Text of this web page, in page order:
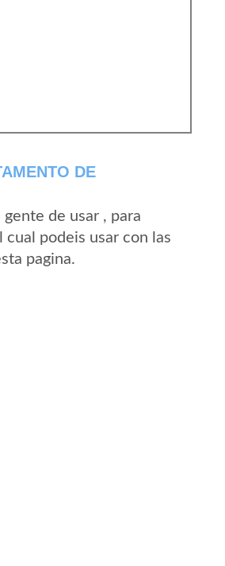
DE
de usar , para
podeis usar con las
pagina.